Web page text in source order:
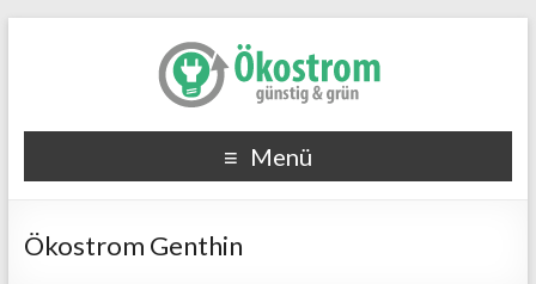
Menü
Ökostrom Genthin